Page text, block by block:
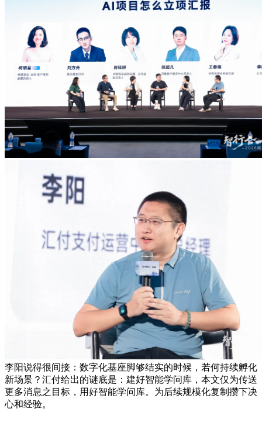
李阳说得很间接：数字化基座脚够结实的时候，若何持续孵化
新场景？汇付给出的谜底是：建好智能学问库，本文仅为传送
更多消息之目标，用好智能学问库。为后续规模化复制攒下决
心和经验。